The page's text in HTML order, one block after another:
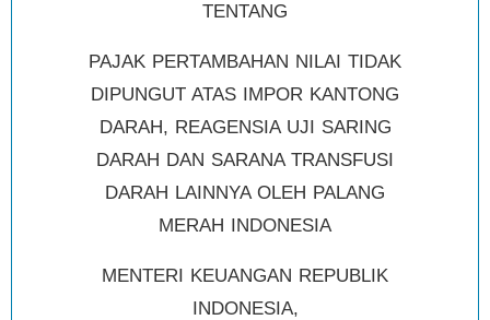
TENTANG
PAJAK PERTAMBAHAN NILAI TIDAK
DIPUNGUT ATAS IMPOR KANTONG
DARAH, REAGENSIA UJI SARING
DARAH DAN SARANA TRANSFUSI
DARAH LAINNYA OLEH PALANG
MERAH INDONESIA
MENTERI KEUANGAN REPUBLIK
INDONESIA,